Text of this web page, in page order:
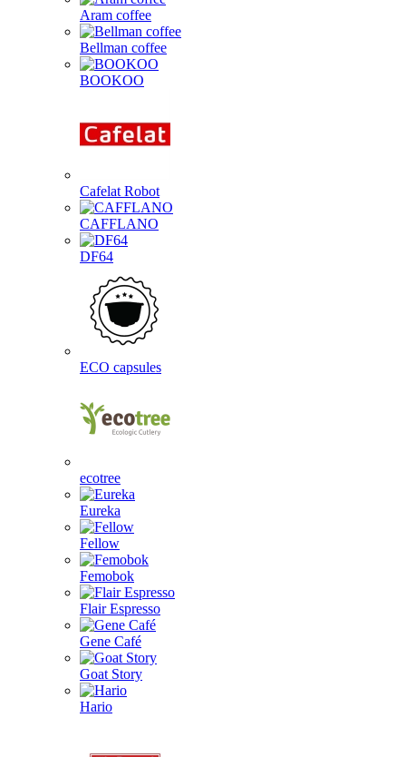
Aram coffee
Bellman coffee
BOOKOO
Cafelat Robot
CAFFLANO
DF64
ECO capsules
ecotree
Eureka
Fellow
Femobok
Flair Espresso
Gene Café
Goat Story
Hario